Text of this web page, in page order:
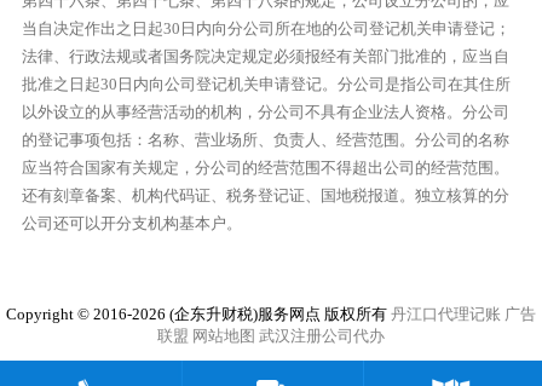
当自决定作出之日起30日内向分公司所在地的公司登记机关申请登记；
法律、行政法规或者国务院决定规定必须报经有关部门批准的，应当自
批准之日起30日内向公司登记机关申请登记。分公司是指公司在其住所
以外设立的从事经营活动的机构，分公司不具有企业法人资格。分公司
的登记事项包括：名称、营业场所、负责人、经营范围。分公司的名称
应当符合国家有关规定，分公司的经营范围不得超出公司的经营范围。
还有刻章备案、机构代码证、税务登记证、国地税报道。独立核算的分
公司还可以开分支机构基本户。
Copyright © 2016-2026 (企东升财税)服务网点 版权所有 丹江口代理记账 广告
联盟 网站地图 武汉注册公司代办